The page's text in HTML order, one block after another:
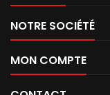
NOTRE SOCIÉTÉ
MON COMPTE